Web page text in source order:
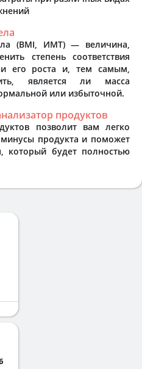
(BMI, ИМТ) — величина,
степень соответствия
его роста и, тем самым,
является ли масса
или избыточной.
продуктов
позволит вам легко
продукта и поможет
который будет полностью